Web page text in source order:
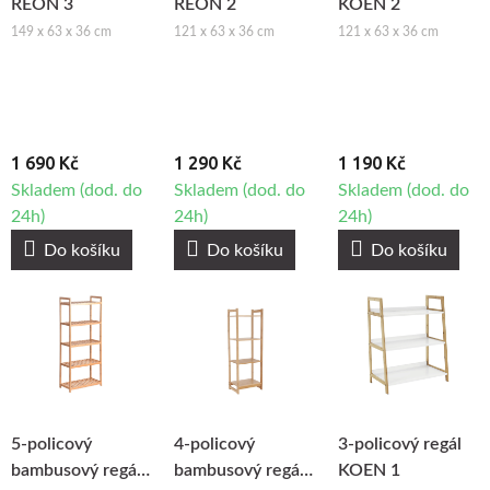
REON 3
149 x 63 x 36 cm
1 690 Kč
Skladem (dod. do
24h)
Do košíku
REON 2
121 x 63 x 36 cm
1 290 Kč
Skladem (dod. do
24h)
Do košíku
KOEN 2
121 x 63 x 36 cm
1 190 Kč
Skladem (dod. do
24h)
Do košíku
5-policový
bambusový regál
4-policový
bambusový regál
3-policový regál
KOEN 1